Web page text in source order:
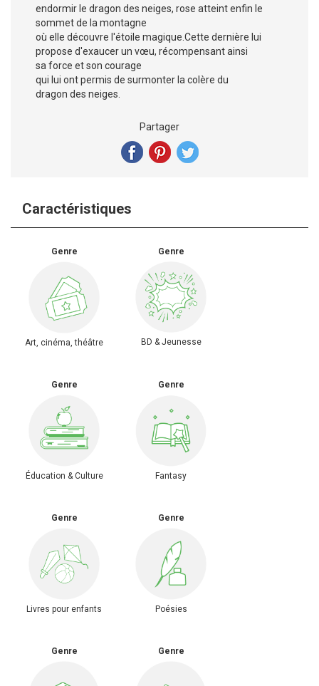
endormir le dragon des neiges, rose atteint enfin le
sommet de la montagne
où elle découvre l'étoile magique.Cette dernière lui
propose d'exaucer un vœu, récompensant ainsi
sa force et son courage
qui lui ont permis de surmonter la colère du
dragon des neiges.
Partager
Caractéristiques
Genre
Art, cinéma, théâtre
Genre
BD & Jeunesse
Genre
Éducation & Culture
Genre
Fantasy
Genre
Livres pour enfants
Genre
Poésies
Genre Genre